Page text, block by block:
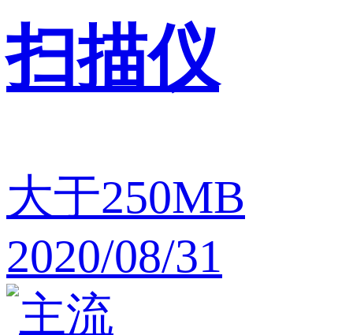
扫描仪
大于250MB
2020/08/31